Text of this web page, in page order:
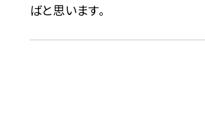
ばと思います。